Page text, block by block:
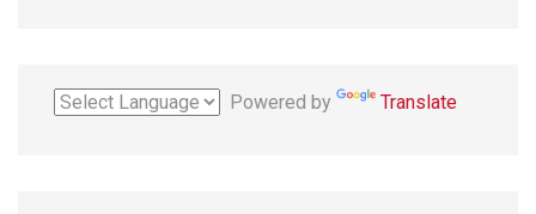
Powered by Translate